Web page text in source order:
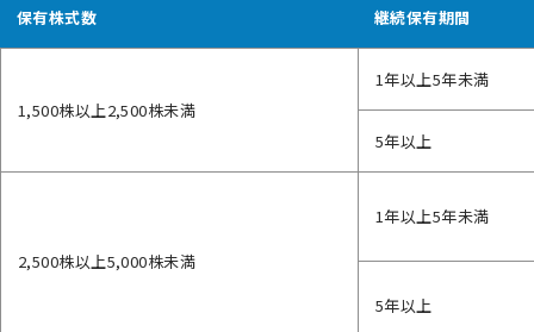
保有株式数 継続保有期間
1,500株以上2,500株未満
1年以上5年未満
5年以上
2,500株以上5,000株未満
1年以上5年未満
5年以上